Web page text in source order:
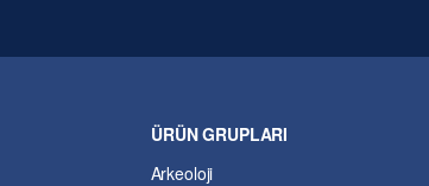
ÜRÜN GRUPLARI
Arkeoloji